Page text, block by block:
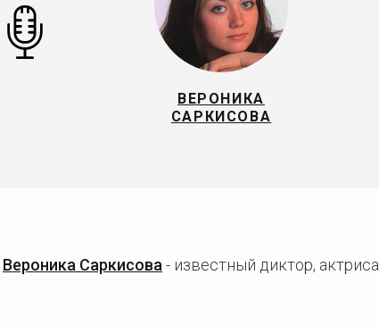
ВЕРОНИКА
САРКИСОВА
Вероника Саркисова - известный диктор, актриса